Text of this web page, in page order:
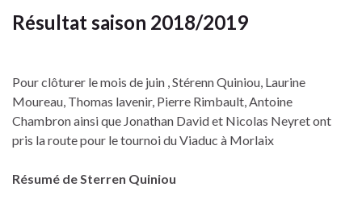
Résultat saison 2018/2019
Pour clôturer le mois de juin , Stérenn Quiniou, Laurine
Moureau, Thomas lavenir, Pierre Rimbault, Antoine
Chambron ainsi que Jonathan David et Nicolas Neyret ont
pris la route pour le tournoi du Viaduc à Morlaix
Résumé de Sterren Quiniou